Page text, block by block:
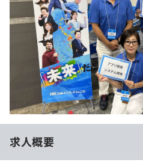
就活成功ガイド
プラン
個人向けプラン
法人向けプラン
学校向けプラン
契約内容・クーポン
note
求人概要